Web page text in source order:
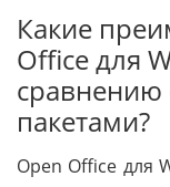
Какие
Office для
пакетами?
Open Office для